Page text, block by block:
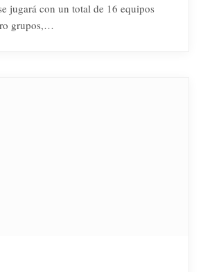
jugará con un total de 16 equipos
grupos,…